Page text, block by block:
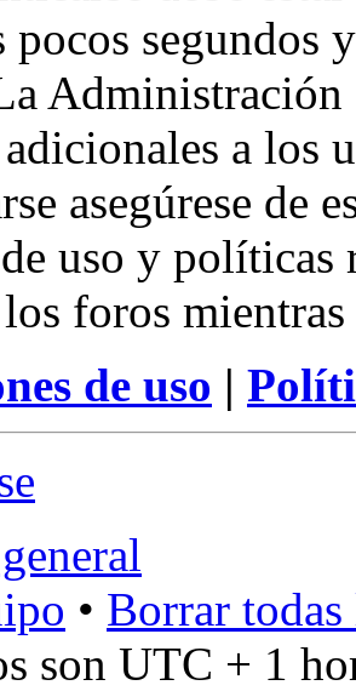
pocos segundos
a los
asegúrese de
uso y políticas
foros
de uso |
• Borrar
son UTC + 1